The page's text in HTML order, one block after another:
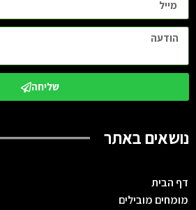
שליחה
נושאים באתר
דף הבית
מומחים מובילים